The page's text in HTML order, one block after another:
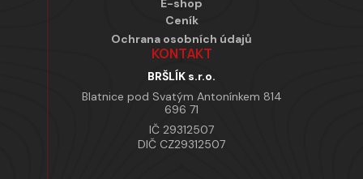
E-shop
Ceník
Ochrana osobních údajů
KONTAKT
BRŠLÍK s.r.o.
Blatnice pod Svatým Antonínkem 814
696 71
IČ 29312507
DIČ CZ29312507